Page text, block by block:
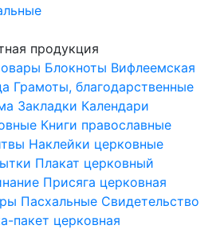
продукция
Блокноты Вифлеемская
Грамоты, благодарственные
Закладки Календари
Книги православные
Наклейки церковные
Плакат церковный
Присяга церковная
Пасхальные Свидетельство
пакет церковная